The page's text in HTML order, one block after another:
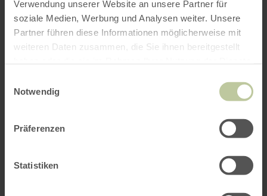
Verwendung unserer Website an unsere Partner für
soziale Medien, Werbung und Analysen weiter. Unsere
Partner führen diese Informationen möglicherweise mit
weiteren Daten zusammen, die Sie ihnen bereitgestellt
Notwendig
Präferenzen
Statistiken